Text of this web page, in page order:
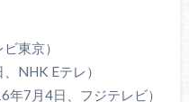
東京）
NHK Eテレ）
7月4日、フジテレビ）